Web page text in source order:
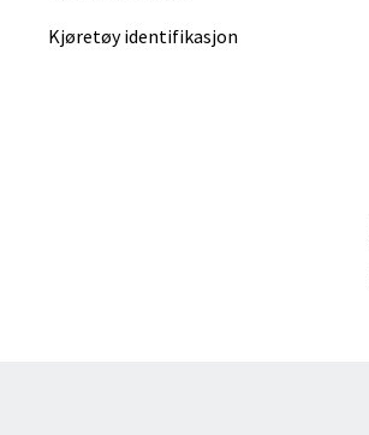
Kjøretøy identifikasjon